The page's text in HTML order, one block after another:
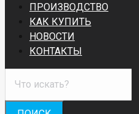
ПРОИЗВОДСТВО
КАК КУПИТЬ
НОВОСТИ
КОНТАКТЫ